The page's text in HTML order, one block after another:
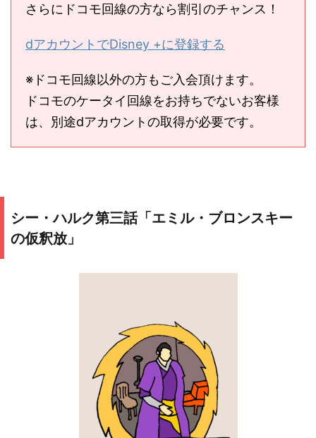
さらにドコモ回線の方なら割引のチャンス！
dアカウントでDisney +に登録する
※ドコモ回線以外の方もご入会頂けます。
ドコモのケータイ回線をお持ちでないお客様
は、別途dアカウントの取得が必要です。
シー・ハルク第三話「エミル・ブロンスキー
の仮釈放」